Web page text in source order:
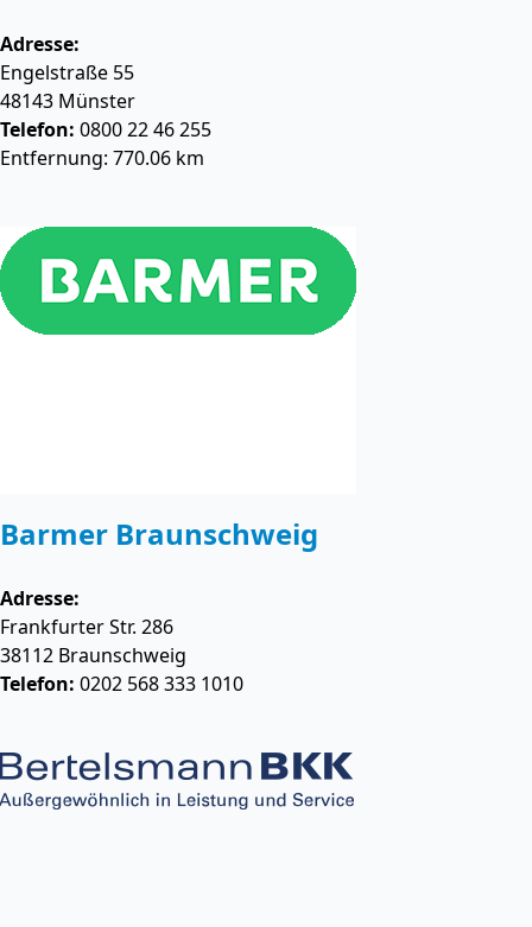
Adresse:
Engelstraße 55
48143 Münster
Telefon: 0800 22 46 255
Entfernung: 770.06 km
Barmer Braunschweig
Adresse:
Frankfurter Str. 286
38112 Braunschweig
Telefon: 0202 568 333 1010